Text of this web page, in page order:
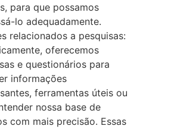
para que possamos
lo adequadamente.
relacionados a pesquisas:
oferecemos
e questionários para
informações
ferramentas úteis ou
nossa base de
com mais precisão. Essas